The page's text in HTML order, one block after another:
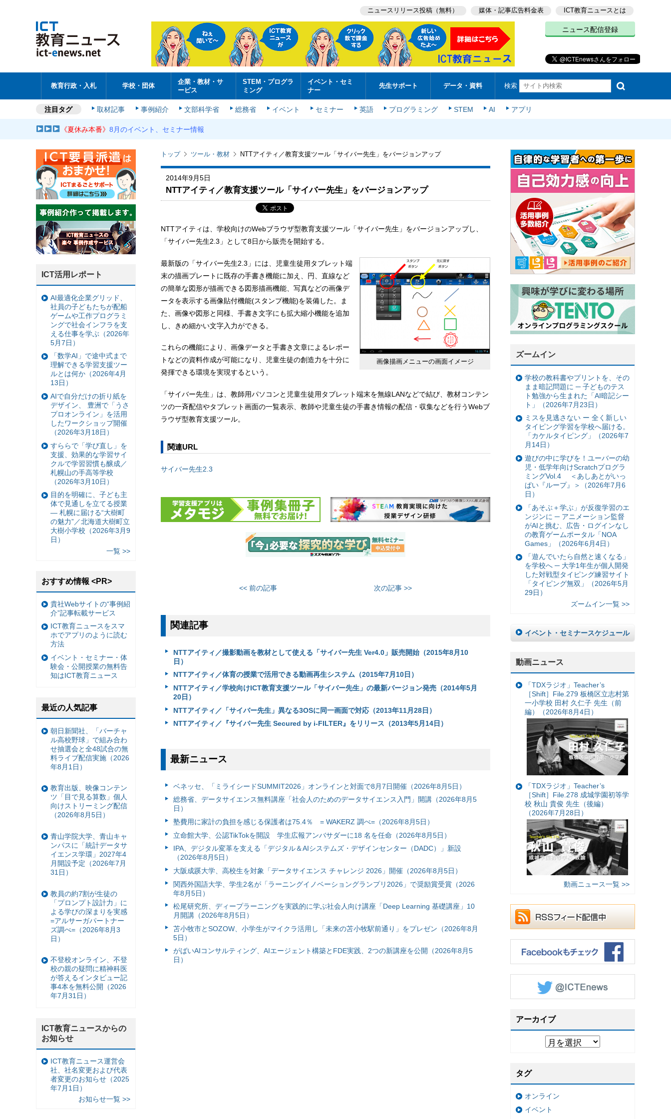
ニュースリリース投稿（無料） 媒体・記事広告料金表 ICT教育ニュースとは
ニュース配信登録
教育行政・入札 学校・団体
企業・教材・サ
ービス
STEM・プログラ
ミング
イベント・セミ
ナー
先生サポート データ・資料 検索
注目タグ 取材記事 事例紹介 文部科学省 総務省 イベント セミナー 英語 プログラミング STEM AI アプリ
《夏休み本番》8月のイベント、セミナー情報
トップ ツール・教材 NTTアイティ／教育支援ツール「サイバー先生」をバージョンアップ
2014年9月5日
NTTアイティ／教育支援ツール「サイバー先生」をバージョンアップ
NTTアイティは、学校向けのWebブラウザ型教育支援ツール「サイバー先生」をバージョンアップし、
「サイバー先生2.3」として8日から販売を開始する。
画像描画メニューの画面イメージ
最新版の「サイバー先生2.3」には、児童生徒用タブレット端
末の描画プレートに既存の手書き機能に加え、円、直線など
の簡単な図形が描画できる図形描画機能、写真などの画像デ
ータを表示する画像貼付機能(スタンプ機能)を装備した。ま
た、画像や図形と同様、手書き文字にも拡大縮小機能を追加
し、きめ細かい文字入力ができる。
これらの機能により、画像データと手書き文章によるレポー
トなどの資料作成が可能になり、児童生徒の創造力を十分に
発揮できる環境を実現するという。
「サイバー先生」は、教師用パソコンと児童生徒用タブレット端末を無線LANなどで結び、教材コンテン
ツの一斉配信やタブレット画面の一覧表示、教師や児童生徒の手書き情報の配信・収集などを行うWebブ
ラウザ型教育支援ツール。
関連URL
サイバー先生2.3
<< 前の記事 次の記事 >>
関連記事
NTTアイティ／撮影動画を教材として使える「サイバー先生 Ver4.0」販売開始（2015年8月10
日）
NTTアイティ／体育の授業で活用できる動画再生システム（2015年7月10日）
NTTアイティ／学校向けICT教育支援ツール「サイバー先生」の最新バージョン発売（2014年5月
20日）
NTTアイティ／「サイバー先生」異なる3OSに同一画面で対応（2013年11月28日）
NTTアイティ／『サイバー先生 Secured by i-FILTER』をリリース（2013年5月14日）
最新ニュース
ベネッセ、「ミライシードSUMMIT2026」オンラインと対面で8月7日開催（2026年8月5日）
総務省、データサイエンス無料講座「社会人のためのデータサイエンス入門」開講（2026年8月5
日）
塾費用に家計の負担を感じる保護者は75.4％ = WAKERZ 調べ=（2026年8月5日）
立命館大学、公認TikTokを開設 学生広報アンバサダーに18 名を任命（2026年8月5日）
IPA、デジタル変革を支える「デジタル＆AIシステムズ・デザインセンター（DADC）」新設
（2026年8月5日）
大阪成蹊大学、高校生を対象「データサイエンス チャレンジ 2026」開催（2026年8月5日）
関西外国語大学、学生2名が「ラーニングイノベーショングランプリ2026」で奨励賞受賞（2026
年8月5日）
松尾研究所、ディープラーニングを実践的に学ぶ社会人向け講座「Deep Learning 基礎講座」10
月開講（2026年8月5日）
苫小牧市とSOZOW、小学生がマイクラ活用し「未来の苫小牧駅前通り」をプレゼン（2026年8月
5日）
がばいAIコンサルティング、AIエージェント構築とFDE実践、2つの新講座を公開（2026年8月5
日）
ズームイン
学校の教科書やプリントを、その
まま暗記問題に ─ 子どものテス
ト勉強から生まれた「AI暗記シー
ト」（2026年7月23日）
ミスを見逃さない ー 全く新しい
タイピング学習を学校へ届ける。
「カケルタイピング」（2026年7
月14日）
遊びの中に学びを！ユーバーの幼
児・低学年向けScratchプログラ
ミングVol.4 ＜あしあとがいっ
ぱい『ループ』＞（2026年7月6
日）
「あそぶ＋学ぶ」が反復学習のエ
ンジンに ─ アニメーション監督
がAIと挑む、広告・ログインなし
の教育ゲームポータル「NOA
Games」（2026年6月4日）
「遊んでいたら自然と速くなる」
を学校へ ─ 大学1年生が個人開発
した対戦型タイピング練習サイト
「タイピング無双」（2026年5月
29日）
ズームイン一覧 >>
イベント・セミナースケジュール
動画ニュース
「TDXラジオ」Teacher’s
［Shift］File.279 板橋区立志村第
一小学校 田村 久仁子 先生（前
編）（2026年8月4日）
「TDXラジオ」Teacher’s
［Shift］File.278 成城学園初等学
校 秋山 貴俊 先生（後編）
（2026年7月28日）
動画ニュース一覧 >>
アーカイブ
タグ
オンライン
イベント
ICT活用レポート
AI最適化企業グリッド、
社員の子どもたちが配船
ゲームや工作プログラミ
ングで社会インフラを支
える仕事を学ぶ（2026年
5月7日）
「数学AI」で途中式まで
理解できる学習支援ツー
ルとは何か（2026年4月
13日）
AIで自分だけの折り紙を
デザイン、 豊洲で「うさ
プロオンライン」を活用
したワークショップ開催
（2026年3月18日）
すららで「学び直し」を
支援、効果的な学習サイ
クルで学習習慣も醸成／
札幌山の手高等学校
（2026年3月10日）
目的を明確に、子ども主
体で見通しを立てる授業
— 札幌に届ける“大樹町
の魅力”／北海道大樹町立
大樹小学校（2026年3月9
日）
一覧 >>
おすすめ情報 <PR>
貴社Webサイトの“事例紹
介”記事転載サービス
ICT教育ニュースをスマ
ホでアプリのように読む
方法
イベント・セミナー・体
験会・公開授業の無料告
知はICT教育ニュース
最近の人気記事
朝日新聞社、「バーチャ
ル高校野球」で組み合わ
せ抽選会と全48試合の無
料ライブ配信実施（2026
年8月1日）
教育出版、映像コンテン
ツ「目で見る算数」個人
向けストリーミング配信
（2026年8月5日）
青山学院大学、青山キャ
ンパスに「統計データサ
イエンス学環」2027年4
月開設予定（2026年7月
31日）
教員の約7割が生徒の
「プロンプト設計力」に
よる学びの深まりを実感
=アルサーガパートナー
ズ調べ=（2026年8月3
日）
不登校オンライン、不登
校の親の疑問に精神科医
が答えるインタビュー記
事4本を無料公開（2026
年7月31日）
ICT教育ニュースからの
お知らせ
ICT教育ニュース運営会
社、社名変更および代表
者変更のお知らせ（2025
年7月1日）
お知らせ一覧 >>